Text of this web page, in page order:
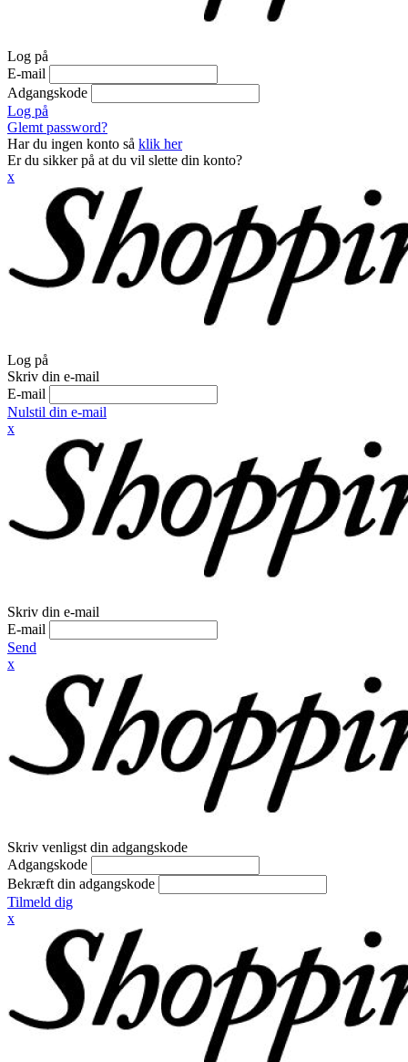
Log på
E-mail
Adgangskode
Log på
Glemt password?
Har du ingen konto så klik her
Er du sikker på at du vil slette din konto?
x
Log på
Skriv din e-mail
E-mail
Nulstil din e-mail
x
Skriv din e-mail
E-mail
Send
x
Skriv venligst din adgangskode
Adgangskode
Bekræft din adgangskode
Tilmeld dig
x